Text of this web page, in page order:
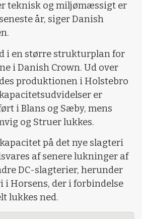
teknisk og miljømæssigt er
år, siger Danish
i en større strukturplan for
i Danish Crown. Ud over
produktionen i Holstebro
er
i Blans og Sæby, mens
og Struer lukkes.
på det nye slagteri
af senere lukninger af
DC-slagterier, herunder
i Horsens, der i forbindelse
lukkes ned.